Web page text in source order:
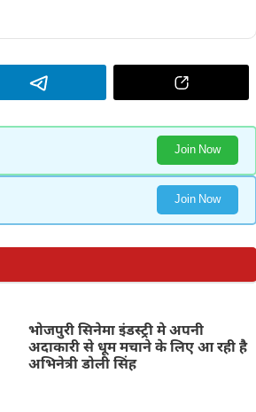
Join Now
Join Now
भोजपुरी सिनेमा इंडस्ट्री मे अपनी
अदाकारी से धूम मचाने के लिए आ रही है
अभिनेत्री डोली सिंह